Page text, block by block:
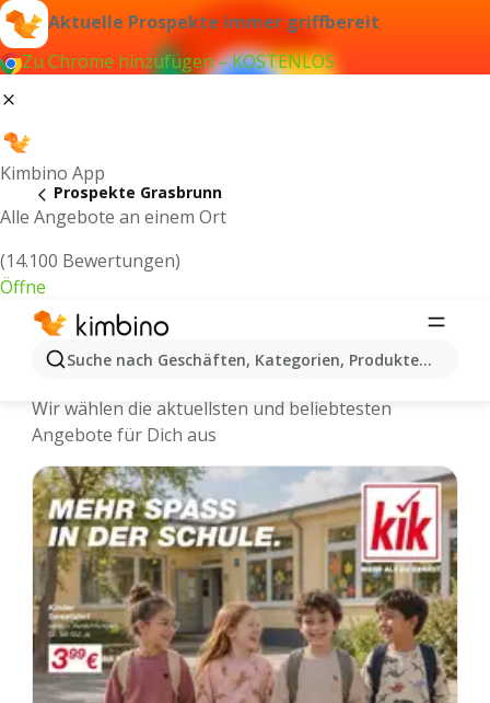
Aktuelle Prospekte immer griffbereit
Zu Chrome hinzufügen – KOSTENLOS
Kimbino App
Alle Angebote an einem Ort
(14.100 Bewertungen)
Öffne
Suche nach Geschäften, Kategorien, Produkten...
Prospekte Grasbrunn
Grasbrunn - Neuste Prospekte und
Wir wählen die aktuellsten und beliebtesten
Angebote für Dich aus